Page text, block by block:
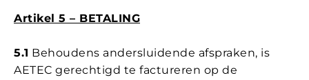
Artikel 5 – BETALING
5.1 Behoudens andersluidende afspraken, is
AETEC gerechtigd te factureren op de